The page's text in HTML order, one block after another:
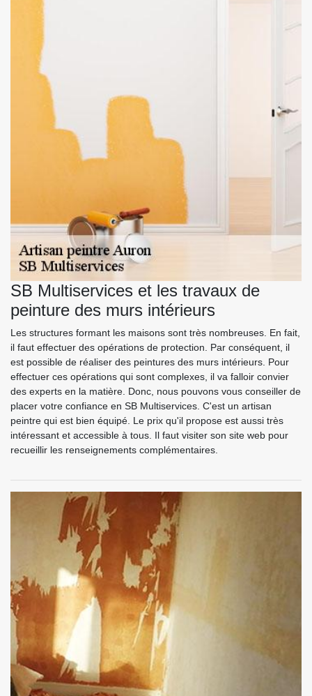
SB Multiservices et les travaux de
peinture des murs intérieurs
Les structures formant les maisons sont très nombreuses. En fait,
il faut effectuer des opérations de protection. Par conséquent, il
est possible de réaliser des peintures des murs intérieurs. Pour
effectuer ces opérations qui sont complexes, il va falloir convier
des experts en la matière. Donc, nous pouvons vous conseiller de
placer votre confiance en SB Multiservices. C'est un artisan
peintre qui est bien équipé. Le prix qu'il propose est aussi très
intéressant et accessible à tous. Il faut visiter son site web pour
recueillir les renseignements complémentaires.